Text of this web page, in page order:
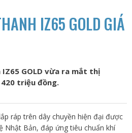
IZ65 GOLD GIÁ
GOLD vừa ra mắt thị
triệu đồng.
ráp trên dây chuyền hiện đại được
Nhật Bản, đáp ứng tiêu chuẩn khí